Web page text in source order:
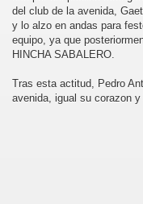
del club de la avenida,
y lo alzo en andas para
equipo, ya que
HINCHA SABALERO.
Tras esta actitud, Pedro
avenida, igual su corazon